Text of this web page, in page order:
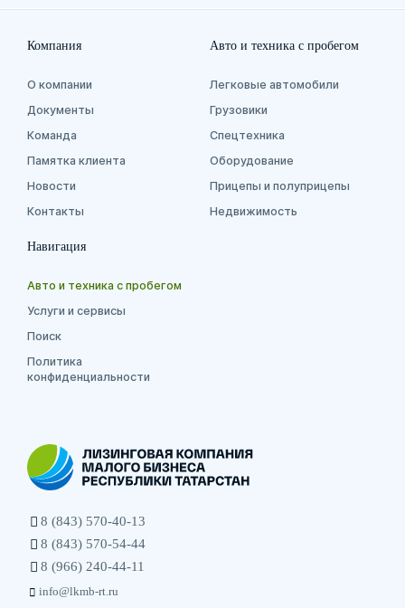
8 (843) 570-40-13
8 (843) 570-54-44
8 (966) 240-44-11
info@lkmb-rt.ru
Компания
О компании
Документы
Команда
Памятка клиента
Новости
Контакты
Авто и техника с пробегом
Легковые автомобили
Грузовики
Спецтехника
Оборудование
Прицепы и полуприцепы
Недвижимость
Навигация
Авто и техника с пробегом
Услуги и сервисы
Поиск
Политика
конфиденциальности